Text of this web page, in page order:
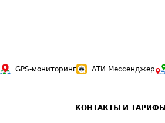
GPS-мониторинг АТИ Мессенджер
КОНТАКТЫ И ТАРИФЫ